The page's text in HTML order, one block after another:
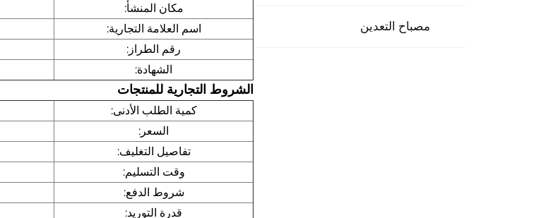
مصباح التعدين
مكان المنشأ:
اسم العلامة التجارية:
رقم الطراز:
الشهادة:
الشروط التجارية للمنتجات
كمية الطلب الأدنى:
السعر:
تفاصيل التغليف:
وقت التسليم:
شروط الدفع:
قدرة التوريد: